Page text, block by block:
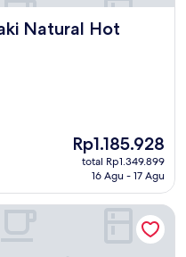
Natural Hot
Hot Spring
Harga
sekarang
Rp1.185.928
Rp1.185.928
total Rp1.349.899
16 Agu - 17 Agu